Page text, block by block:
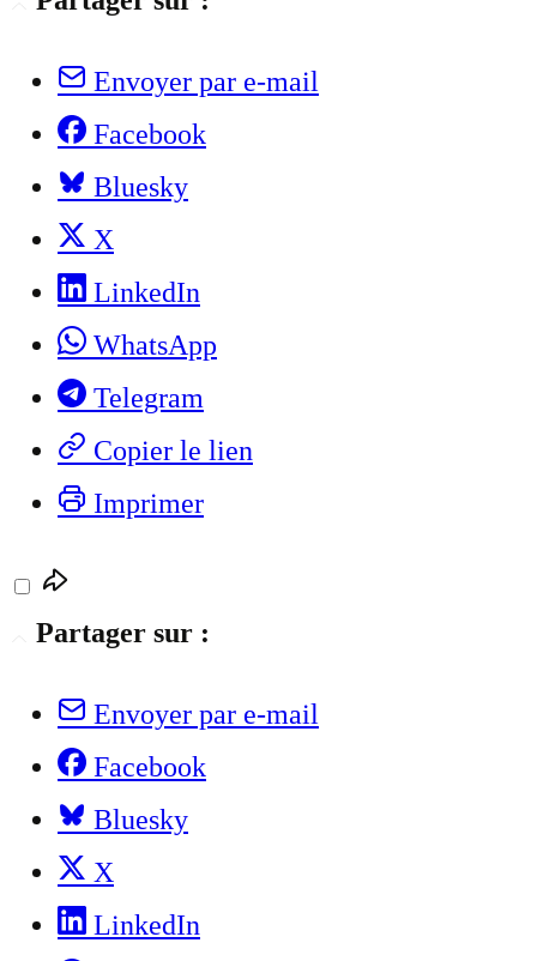
Envoyer par e-mail
Facebook
Bluesky
X
LinkedIn
WhatsApp
Telegram
Copier le lien
Imprimer
Partager sur :
Envoyer par e-mail
Facebook
Bluesky
X
LinkedIn